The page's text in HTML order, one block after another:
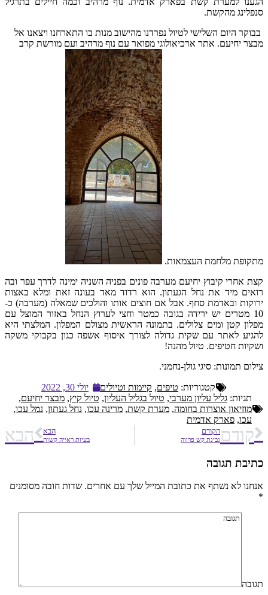
סנפלינג מהקשת.
בבוקר היום השלישי לטיול נפרדנו מהישוב מנות בו התארחנו ויצאנו אל
מבצר יחיעם. אתר ארכיאולוגי מפואר עם נוף מרהיב ועם מורשת קרב
מתקופת מלחמת העצמאות.
קצת אחרי קיבוץ יחיעם מערבה פונים בפניה השניה ימינה לדרך עפר ובה
רואים מיד את נחל הגעתון. הוא רדוד מאד בעונה זאת ומלא באצות
ירוקות ובאדמת סחף. אבל אם חוצים אותו והולכים שמאלה (מערבה) כ-
10 מטרים יש ירידה בגובה כמטר וחצי לערוץ הנחל באזור המוצל עם
מפלון קטן ומים צלולים. בתמונה הראשית מצולם המפלון. המלצתי היא
להגיע לאתר עם שקית גדולה לצורך איסוף אשפה כגון בקבוקי משקה
ושקיות חטיפים. טיול מהנה!
צילום תמונות: סיגי גולן-נחמני.
קטגוריות: טיפים, קיימות וטיולים
יולי 30, 2022
תגיות: גליל עליון מערבי, טיול בגליל העליון, טיול קיץ, מבצר יחיעם,
מוזיאון אוצרות בחומה, מערת קשת, מרינה עכו, נחל געתון, נמל עכו,
עכו, פארק אדמית
קודםהקודם
גבינת קש פרווה
הבא
בעיות ראייה קשות הבא
כתיבת תגובה
אנחנו לא נשתף את כתובת המייל שלך עם אחרים. שדות חובה מסומנים
*
תגובה